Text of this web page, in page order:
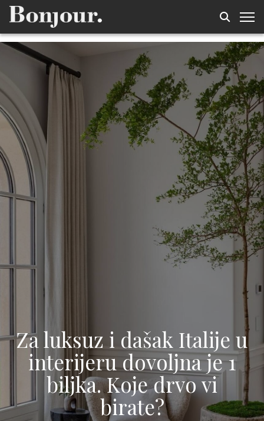
Za luksuz i dašak Italije u
interijeru dovoljna je 1
biljka. Koje drvo vi
birate?